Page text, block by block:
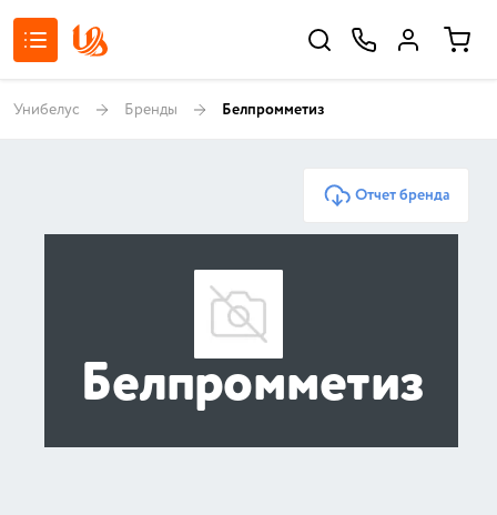
Унибелус Бренды Белпромметиз
Отчет бренда
Белпромметиз